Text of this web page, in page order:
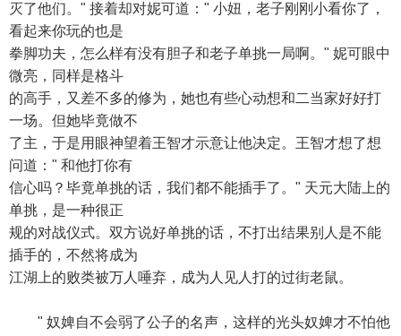
灭了他们。" 接着却对妮可道：" 小妞，老子刚刚小看你了，
看起来你玩的也是
拳脚功夫，怎么样有没有胆子和老子单挑一局啊。" 妮可眼中
微亮，同样是格斗
的高手，又差不多的修为，她也有些心动想和二当家好好打
一场。但她毕竟做不
了主，于是用眼神望着王智才示意让他决定。王智才想了想
问道：" 和他打你有
信心吗？毕竟单挑的话，我们都不能插手了。" 天元大陆上的
单挑，是一种很正
规的对战仪式。双方说好单挑的话，不打出结果别人是不能
插手的，不然将成为
江湖上的败类被万人唾弃，成为人见人打的过街老鼠。
" 奴婢自不会弱了公子的名声，这样的光头奴婢才不怕他